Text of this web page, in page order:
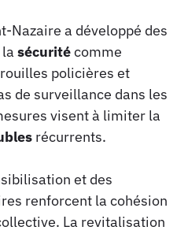
Nazaire a développé des
sécuritécomme
policières et
de surveillance dans les
visent à limiter la
récurrents.
et des
renforcent la cohésion
La revitalisation